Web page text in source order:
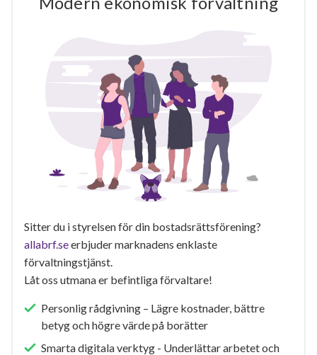
Sitter du i styrelsen för din bostadsrättsförening?
allabrf.seerbjuder marknadens enklaste
förvaltningstjänst.
Låt oss utmana er befintliga förvaltare!
Personlig rådgivning – Lägre kostnader, bättre
betyg och högre värde på borätter
Smarta digitala verktyg - Underlättar arbetet och